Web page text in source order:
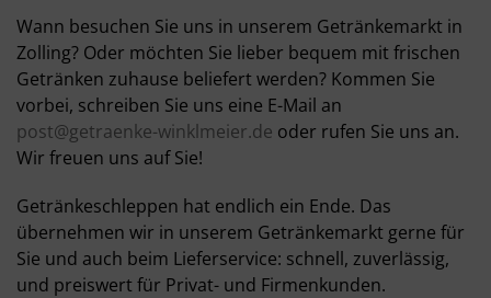
Wann besuchen Sie uns in unserem Getränkemarkt in
Zolling? Oder möchten Sie lieber bequem mit frischen
Getränken zuhause beliefert werden? Kommen Sie
vorbei, schreiben Sie uns eine E-Mail an
post@getraenke-winklmeier.de oder rufen Sie uns an.
Wir freuen uns auf Sie!
Getränkeschleppen hat endlich ein Ende. Das
übernehmen wir in unserem Getränkemarkt gerne für
Sie und auch beim Lieferservice: schnell, zuverlässig,
und preiswert für Privat- und Firmenkunden.